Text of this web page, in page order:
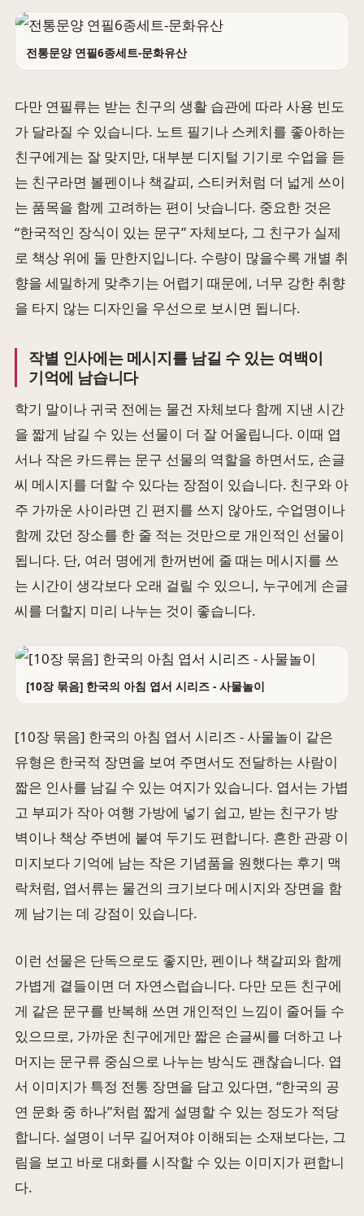
전통문양 연필6종세트-문화유산
다만 연필류는 받는 친구의 생활 습관에 따라 사용 빈도
가 달라질 수 있습니다. 노트 필기나 스케치를 좋아하는
친구에게는 잘 맞지만, 대부분 디지털 기기로 수업을 듣
는 친구라면 볼펜이나 책갈피, 스티커처럼 더 넓게 쓰이
는 품목을 함께 고려하는 편이 낫습니다. 중요한 것은
“한국적인 장식이 있는 문구” 자체보다, 그 친구가 실제
로 책상 위에 둘 만한지입니다. 수량이 많을수록 개별 취
향을 세밀하게 맞추기는 어렵기 때문에, 너무 강한 취향
을 타지 않는 디자인을 우선으로 보시면 됩니다.
작별 인사에는 메시지를 남길 수 있는 여백이
기억에 남습니다
학기 말이나 귀국 전에는 물건 자체보다 함께 지낸 시간
을 짧게 남길 수 있는 선물이 더 잘 어울립니다. 이때 엽
서나 작은 카드류는 문구 선물의 역할을 하면서도, 손글
씨 메시지를 더할 수 있다는 장점이 있습니다. 친구와 아
주 가까운 사이라면 긴 편지를 쓰지 않아도, 수업명이나
함께 갔던 장소를 한 줄 적는 것만으로 개인적인 선물이
됩니다. 단, 여러 명에게 한꺼번에 줄 때는 메시지를 쓰
는 시간이 생각보다 오래 걸릴 수 있으니, 누구에게 손글
씨를 더할지 미리 나누는 것이 좋습니다.
[10장 묶음] 한국의 아침 엽서 시리즈 - 사물놀이
[10장 묶음] 한국의 아침 엽서 시리즈 - 사물놀이 같은
유형은 한국적 장면을 보여 주면서도 전달하는 사람이
짧은 인사를 남길 수 있는 여지가 있습니다. 엽서는 가볍
고 부피가 작아 여행 가방에 넣기 쉽고, 받는 친구가 방
벽이나 책상 주변에 붙여 두기도 편합니다. 흔한 관광 이
미지보다 기억에 남는 작은 기념품을 원했다는 후기 맥
락처럼, 엽서류는 물건의 크기보다 메시지와 장면을 함
께 남기는 데 강점이 있습니다.
이런 선물은 단독으로도 좋지만, 펜이나 책갈피와 함께
가볍게 곁들이면 더 자연스럽습니다. 다만 모든 친구에
게 같은 문구를 반복해 쓰면 개인적인 느낌이 줄어들 수
있으므로, 가까운 친구에게만 짧은 손글씨를 더하고 나
머지는 문구류 중심으로 나누는 방식도 괜찮습니다. 엽
서 이미지가 특정 전통 장면을 담고 있다면, “한국의 공
연 문화 중 하나”처럼 짧게 설명할 수 있는 정도가 적당
합니다. 설명이 너무 길어져야 이해되는 소재보다는, 그
림을 보고 바로 대화를 시작할 수 있는 이미지가 편합니
다.